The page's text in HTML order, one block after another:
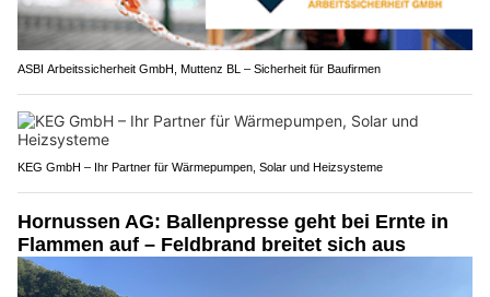
ASBI Arbeitssicherheit GmbH, Muttenz BL – Sicherheit für Baufirmen
KEG GmbH – Ihr Partner für Wärmepumpen, Solar und Heizsysteme
Hornussen AG: Ballenpresse geht bei Ernte in
Flammen auf – Feldbrand breitet sich aus